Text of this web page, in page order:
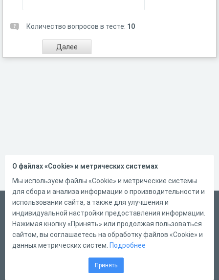
Количество вопросов в тесте: 10
Русский
Справка
Форма обратной связи
О файлах «Cookie» и метрических системах
Мы используем файлы «Cookie» и метрические системы
для сбора и анализа информации о производительности и
использовании сайта, а также для улучшения и
индивидуальной настройки предоставления информации.
Нажимая кнопку «Принять» или продолжая пользоваться
сайтом, вы соглашаетесь на обработку файлов «Cookie» и
данных метрических систем. Подробнее
Принять